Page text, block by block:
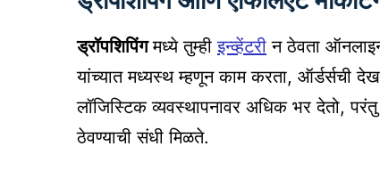
ड्रॉपशिपिंगमध्ये तुम्हीइन्व्हेंटरी न ठेवता
यांच्यात मध्यस्थ म्हणून काम करता, ऑर्डर्सची
लॉजिस्टिक व्यवस्थापनावर अधिक भर देतो,
ठेवण्याची संधी मिळते.